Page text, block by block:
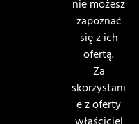
nie możesz
zapoznać
się z ich
ofertą.
Za
skorzystani
e z oferty